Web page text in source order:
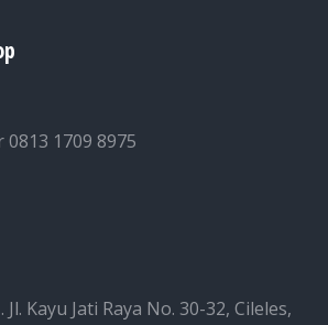
0813 1709 8975
Kayu Jati Raya No. 30-32, Cileles,